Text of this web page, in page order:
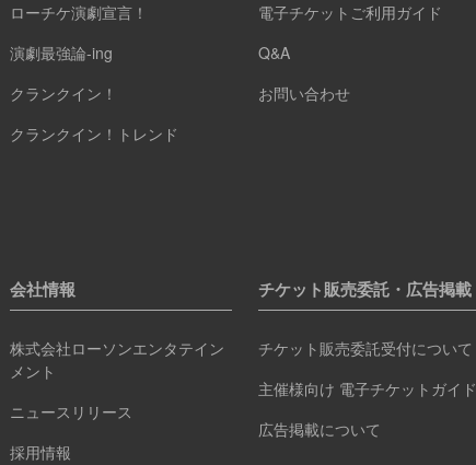
ローチケ演劇宣言！
演劇最強論-ing
クランクイン！
クランクイン！トレンド
電子チケットご利用ガイド
Q&A
お問い合わせ
会社情報
株式会社ローソンエンタテイン
メント
ニュースリリース
採用情報
チケット販売委託・広告掲載
チケット販売委託受付について
主催様向け 電子チケットガイド
広告掲載について